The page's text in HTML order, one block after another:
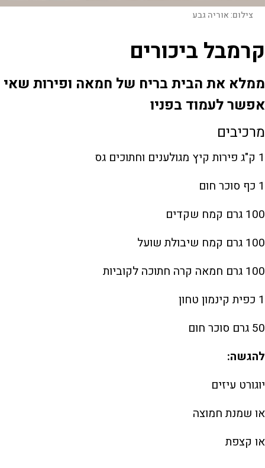
צילום:אוריה גבע
קרמבל ביכורים
ממלא את הבית בריח של חמאה ופירות שאי
אפשר לעמוד בפניו
מרכיבים
1 ק"ג פירות קיץ מגולענים וחתוכים גס
1 כף סוכר חום
100 גרם קמח שקדים
100 גרם קמח שיבולת שועל
100 גרם חמאה קרה חתוכה לקוביות
1 כפית קינמון טחון
50 גרם סוכר חום
להגשה:
יוגורט עיזים
או שמנת חמוצה
או קצפת